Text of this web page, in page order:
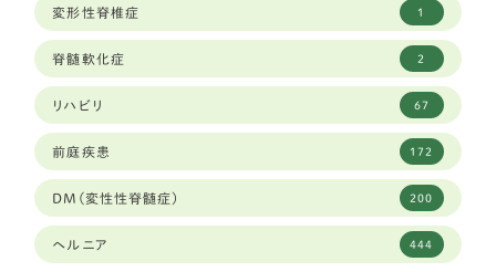
トイフォックステリア 1
カニヘンダックスフンド 7
豆柴犬 30
ブリュッセルグリフォン 1
キャバリア 59
シーズー 84
変形性脊椎症 1
脊髄軟化症 2
リハビリ 67
前庭疾患 172
DM(変性性脊髄症) 200
ヘルニア 444